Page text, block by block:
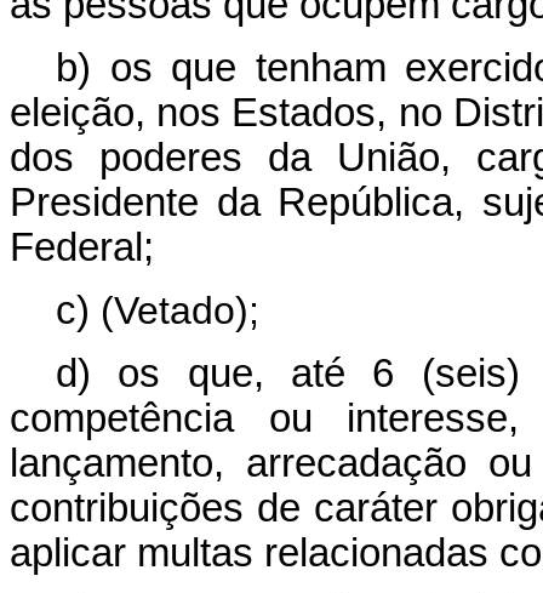
b) os que tenham
eleição, nos Estados, no
dos poderes da União,
Presidente da República,
Federal;
c) (Vetado);
d) os que, até 6 (seis)
competência ou
lançamento, arrecadação
contribuições de caráter
aplicar multas relacionadas